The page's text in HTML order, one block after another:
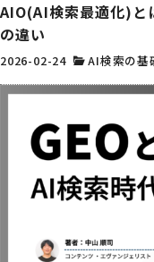
AIO(AI検索最適化)と
の違い
2026-02-24 AI検索の基